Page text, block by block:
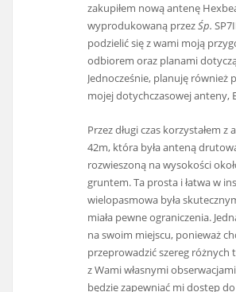
zakupiłem nową antenę
wyprodukowaną przezŚp.
podzielić się z wami moją
odbiorem oraz planami
Jednocześnie, planuję również
mojej dotychczasowej anteny,
Przez długi czas korzystałem z
42m, która była anteną
rozwieszoną na wysokości
gruntem. Ta prosta i łatwa w
wielopasmowa była
miała pewne ograniczenia.
na swoim miejscu, ponieważ
przeprowadzić szereg różnych
z Wami własnymi
będzie zapewniać mi dostęp